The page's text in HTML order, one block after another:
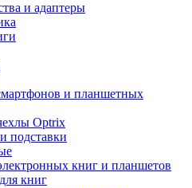
и адаптеры
и планшетных
Optrix
подставки
книг и планшетов
книг